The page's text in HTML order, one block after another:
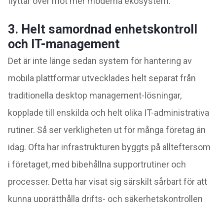
3. Helt samordnad enhetskontroll
och IT-management
Det är inte länge sedan system för hantering av
mobila plattformar utvecklades helt separat från
traditionella desktop management-lösningar,
kopplade till enskilda och helt olika IT-administrativa
rutiner. Så ser verkligheten ut för många företag än
idag. Ofta har infrastrukturen byggts på allteftersom
i företaget, med bibehållna supportrutiner och
processer. Detta har visat sig särskilt sårbart för att
kunna upprätthålla drifts- och säkerhetskontrollen